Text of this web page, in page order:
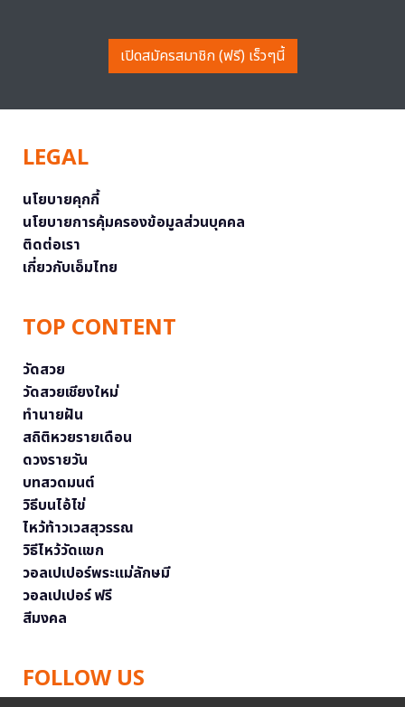
เปิดสมัครสมาชิก (ฟรี) เร็วๆนี้
LEGAL
นโยบายคุกกี้
นโยบายการคุ้มครองข้อมูลส่วนบุคคล
ติดต่อเรา
เกี่ยวกับเอ็มไทย
TOP CONTENT
วัดสวย
วัดสวยเชียงใหม่
ทำนายฝัน
สถิติหวยรายเดือน
ดวงรายวัน
บทสวดมนต์
วิธีบนไอ้ไข่
ไหว้ท้าวเวสสุวรรณ
วิธีไหว้วัดแขก
วอลเปเปอร์พระแม่ลักษมี
วอลเปเปอร์ ฟรี
สีมงคล
FOLLOW US